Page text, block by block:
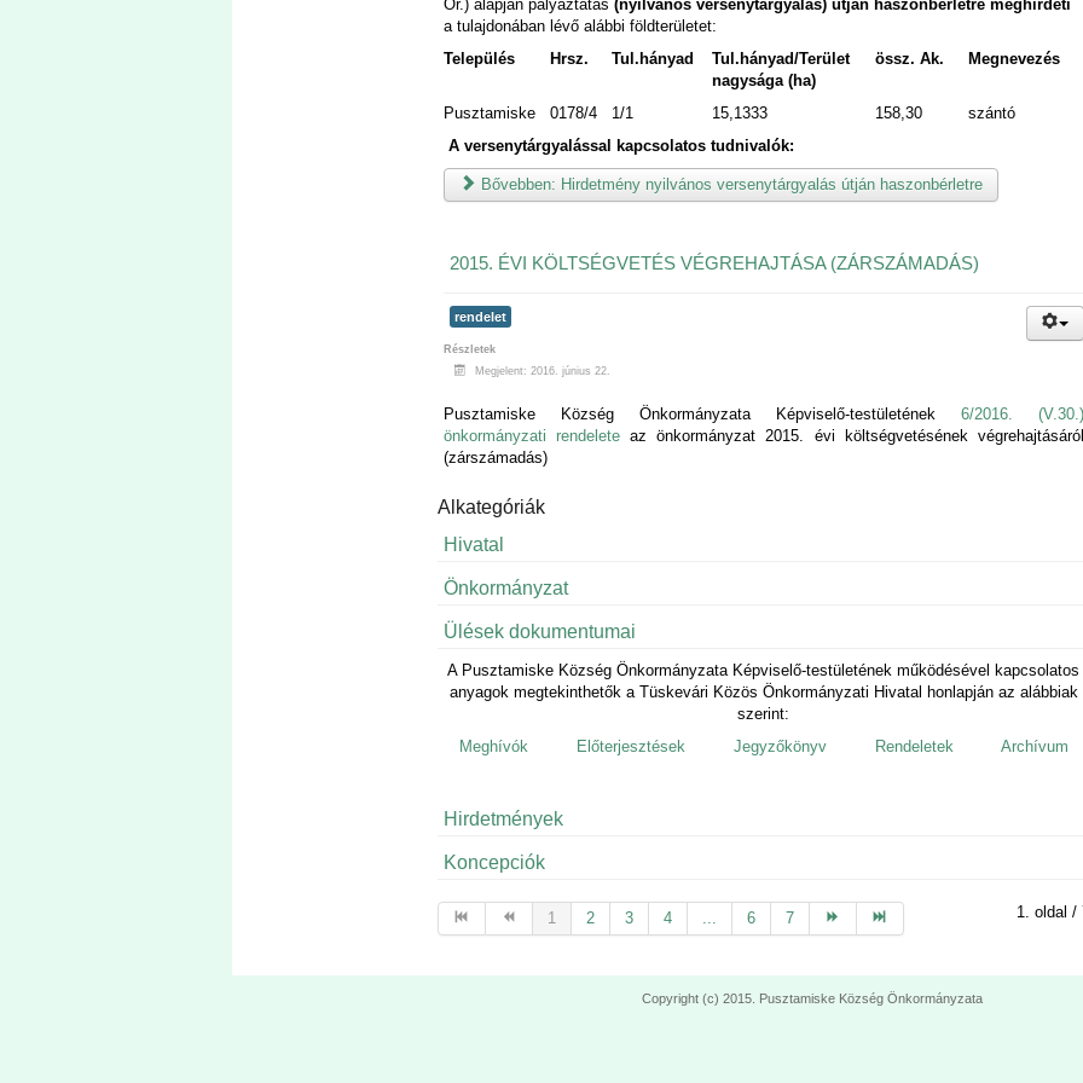
Ör.) alapján pályáztatás(nyilvános versenytárgyalás) útján haszonbérletre meghirdeti
a tulajdonában lévő alábbi földterületet:
Település
Hrsz. Tul.hányad
Tul.hányad/Terület
nagysága (ha)
össz. Ak. Megnevezés
Pusztamiske 0178/4 1/1 15,1333 158,30
szántó
A versenytárgyalással kapcsolatos tudnivalók:
Bővebben: Hirdetmény nyilvános versenytárgyalás útján haszonbérletre
2015. ÉVI KÖLTSÉGVETÉS VÉGREHAJTÁSA (ZÁRSZÁMADÁS)
rendelet
Részletek
Megjelent: 2016. június 22.
Pusztamiske Község Önkormányzata Képviselő-testületének6/2016. (V.30.)
önkormányzati rendelete az önkormányzat 2015. évi költségvetésének végrehajtásáról
(zárszámadás)
Alkategóriák
Hivatal
Önkormányzat
Ülések dokumentumai
A Pusztamiske Község Önkormányzata Képviselő-testületének működésével kapcsolatos
anyagok megtekinthetők a Tüskevári Közös Önkormányzati Hivatal honlapján az alábbiak
szerint:
Meghívók
Előterjesztések Jegyzőkönyv Rendeletek Archívum
Hirdetmények
Koncepciók
1. oldal /
1 2 3 4 ... 6 7
Copyright (c) 2015. Pusztamiske Község Önkormányzata